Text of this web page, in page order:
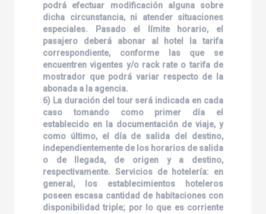
podrá efectuar modificación alguna sobre
dicha circunstancia, ni atender situaciones
especiales. Pasado el límite horario, el
pasajero deberá abonar al hotel la tarifa
correspondiente, conforme las que se
encuentren vigentes y/o rack rate o tarifa de
mostrador que podrá variar respecto de la
abonada a la agencia.
6) La duración del tour será indicada en cada
caso tomando como primer día el
establecido en la documentación de viaje, y
como último, el día de salida del destino,
independientemente de los horarios de salida
o de llegada, de origen y a destino,
respectivamente. Servicios de hotelería: en
general, los establecimientos hoteleros
poseen escasa cantidad de habitaciones con
disponibilidad triple; por lo que es corriente